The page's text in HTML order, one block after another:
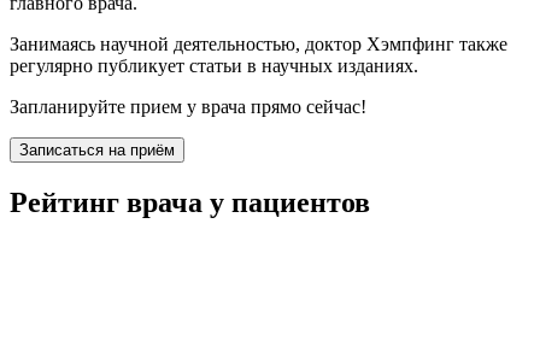
Занимаясь научной деятельностью, доктор Хэмпфинг также
регулярно публикует статьи в научных изданиях.
Запланируйте прием у врача прямо сейчас!
Записаться на приём
Рейтинг врача у пациентов